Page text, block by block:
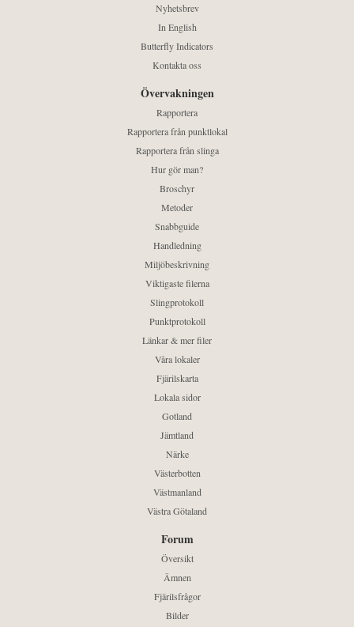
Nyhetsbrev
In English
Butterfly Indicators
Kontakta oss
Övervakningen
Rapportera
Rapportera från punktlokal
Rapportera från slinga
Hur gör man?
Broschyr
Metoder
Snabbguide
Handledning
Miljöbeskrivning
Viktigaste filerna
Slingprotokoll
Punktprotokoll
Länkar & mer filer
Våra lokaler
Fjärilskarta
Lokala sidor
Gotland
Jämtland
Närke
Västerbotten
Västmanland
Västra Götaland
Forum
Översikt
Ämnen
Fjärilsfrågor
Bilder